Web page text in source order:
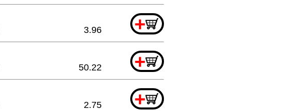
+
3.96
+
50.22
+
2.75